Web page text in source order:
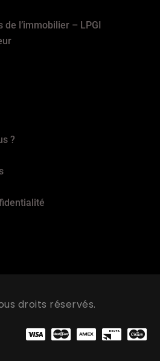
de l’immobilier – LPGI
?
droits réservés.